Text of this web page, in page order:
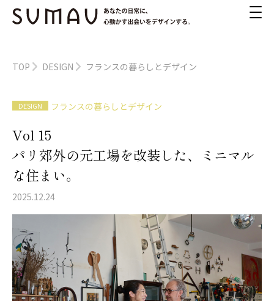
TOP DESIGN フランスの暮らしとデザイン
DESIGN フランスの暮らしとデザイン
Vol 15
パリ郊外の元工場を改装した、ミニマル
な住まい。
2025.12.24